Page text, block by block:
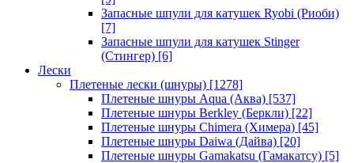
Запасные шпули для катушек Ryobi (Риоби)
[7]
Запасные шпули для катушек Stinger
(Стингер) [6]
Лески
Плетеные лески (шнуры) [1278]
Плетеные шнуры Aqua (Аква) [537]
Плетеные шнуры Berkley (Беркли) [22]
Плетеные шнуры Chimera (Химера) [45]
Плетеные шнуры Daiwa (Дайва) [20]
Плетеные шнуры Gamakatsu (Гамакатсу) [5]